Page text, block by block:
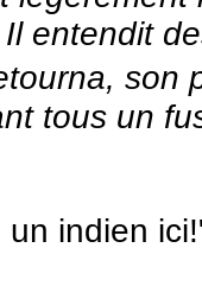
entendit
tous un
un indien